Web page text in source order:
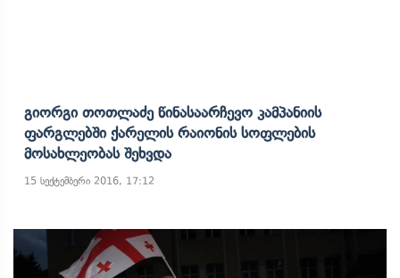
Გიორგი Თოთლაძე Წინასაარჩევო Კამპანიის
Ფარგლებში Ქარელის Რაიონის Სოფლების
Მოსახლეობას Შეხვდა
15 სექტემბერი 2016, 17:12